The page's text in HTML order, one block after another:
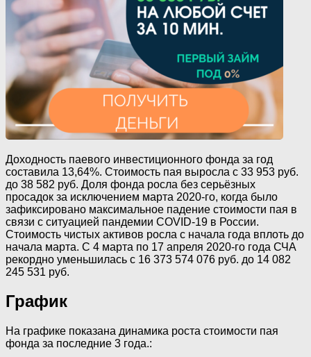
Доходность паевого инвестиционного фонда за год
составила 13,64%. Стоимость пая выросла с 33 953 руб.
до 38 582 руб. Доля фонда росла без серьёзных
просадок за исключением марта 2020-го, когда было
зафиксировано максимальное падение стоимости пая в
связи с ситуацией пандемии COVID-19 в России.
Стоимость чистых активов росла с начала года вплоть до
начала марта. С 4 марта по 17 апреля 2020-го года СЧА
рекордно уменьшилась с 16 373 574 076 руб. до 14 082
245 531 руб.
График
На графике показана динамика роста стоимости пая
фонда за последние 3 года.: